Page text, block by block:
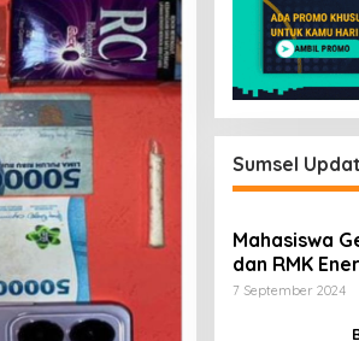
Sumsel
Mahasiswa
dan RMK
Stockpile,
7 September 2024